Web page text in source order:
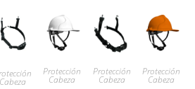
Cabeza
Protección
Cabeza
Protección
Cabeza
Protección
Cabeza